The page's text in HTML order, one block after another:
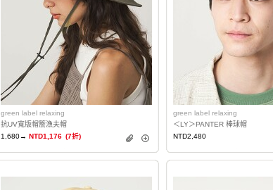
green label relaxing
抗UV寬版帽簷漁夫帽
1,680→ NTD1,176 (7折)
green label relaxing
＜LY＞PANTER 棒球帽
NTD2,480